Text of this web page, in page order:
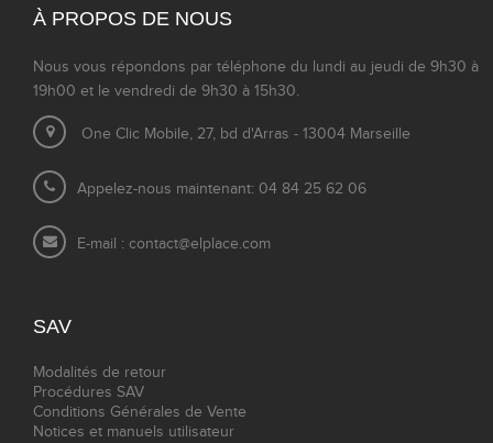
À PROPOS DE NOUS
Nous vous répondons par téléphone du lundi au jeudi de 9h30 à
19h00 et le vendredi de 9h30 à 15h30.
One Clic Mobile, 27, bd d'Arras - 13004 Marseille
Appelez-nous maintenant: 04 84 25 62 06
E-mail : contact@elplace.com
SAV
Modalités de retour
Procédures SAV
Conditions Générales de Vente
Notices et manuels utilisateur